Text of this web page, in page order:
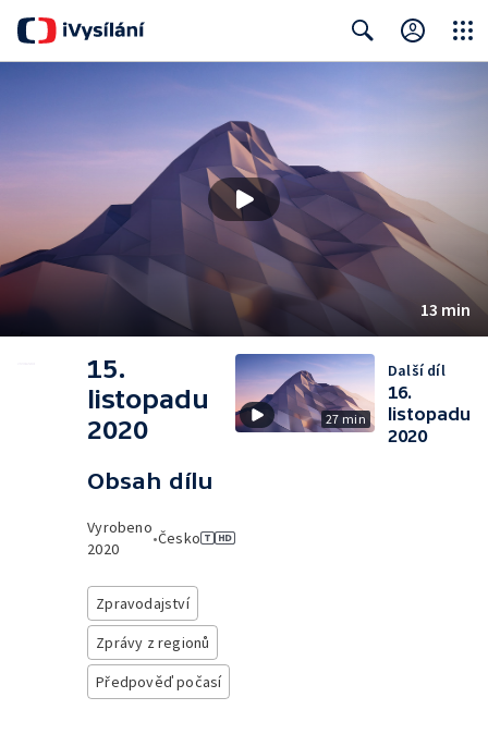
13 min
15.
listopadu
2020
Obsah dílu
Vyrobeno
2020
•Česko
Zpravodajství
Zprávy z regionů
Předpověď počasí
27 min
Další díl
16.
listopadu
2020